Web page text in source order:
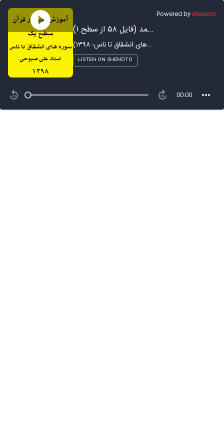
Powered byshenoto
آموزش تدبر در سوره حمد (فایل ۵۸ از سطح ۱)
آموزش تدبر در قرآن - ترم ۱ (سوره های انشقاق تا ناس- ۱۳۹۸)
LISTEN ON SHENOTO
00:00